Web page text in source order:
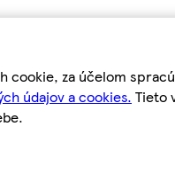
za účelom
údajov a cookies. Tieto